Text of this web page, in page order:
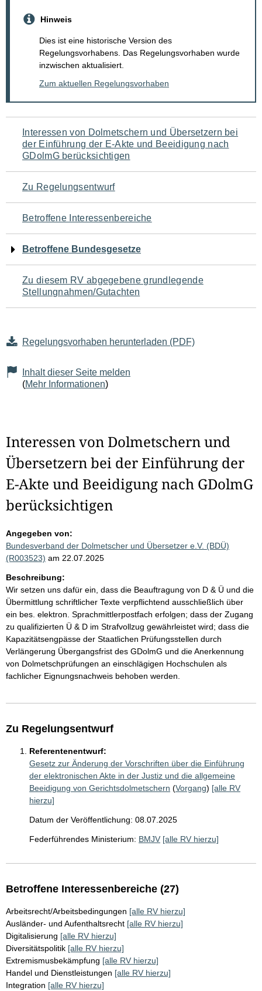
Hinweis
Dies ist eine historische Version des
Regelungsvorhabens. Das Regelungsvorhaben wurde
inzwischen aktualisiert.
Zum aktuellen Regelungsvorhaben
Navigation
für
den
Seiteninhalt
Interessen von Dolmetschern und Übersetzern bei
der Einführung der E-Akte und Beeidigung nach
GDolmG berücksichtigen
Zu Regelungsentwurf
Betroffene Interessenbereiche
Betroffene Bundesgesetze
Zu diesem RV abgegebene grundlegende
Stellungnahmen/Gutachten
Regelungsvorhaben herunterladen (PDF)
Inhalt dieser Seite melden
(Mehr Informationen)
Interessen von Dolmetschern und
Übersetzern bei der Einführung der
E-Akte und Beeidigung nach GDolmG
berücksichtigen
Angegeben von:
Bundesverband der Dolmetscher und Übersetzer e.V. (BDÜ)
(R003523) am 22.07.2025
Beschreibung:
Wir setzen uns dafür ein, dass die Beauftragung von D & Ü und die
Übermittlung schriftlicher Texte verpflichtend ausschließlich über
ein bes. elektron. Sprachmittlerpostfach erfolgen; dass der Zugang
zu qualifizierten Ü & D im Strafvollzug gewährleistet wird; dass die
Kapazitätsengpässe der Staatlichen Prüfungsstellen durch
Verlängerung Übergangsfrist des GDolmG und die Anerkennung
von Dolmetschprüfungen an einschlägigen Hochschulen als
fachlicher Eignungsnachweis behoben werden.
Zu Regelungsentwurf
Referentenentwurf:
Gesetz zur Änderung der Vorschriften über die Einführung
der elektronischen Akte in der Justiz und die allgemeine
Beeidigung von Gerichtsdolmetschern (Vorgang) [alle RV
hierzu]
Datum der Veröffentlichung: 08.07.2025
Federführendes Ministerium: BMJV [alle RV hierzu]
Betroffene Interessenbereiche (27)
Arbeitsrecht/Arbeitsbedingungen [alle RV hierzu]
Ausländer- und Aufenthaltsrecht [alle RV hierzu]
Digitalisierung [alle RV hierzu]
Diversitätspolitik [alle RV hierzu]
Extremismusbekämpfung [alle RV hierzu]
Handel und Dienstleistungen [alle RV hierzu]
Integration [alle RV hierzu]